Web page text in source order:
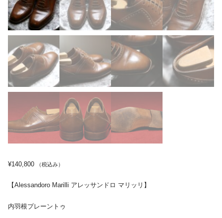
¥140,800 （税込み）
【Alessandoro Marilli アレッサンドロ マリッリ】
内羽根プレーントゥ